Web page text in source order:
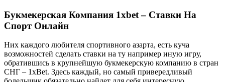
Букмекерская Компания 1xbet – Ставки На
Спорт Онлайн
Них каждого любителя спортивного азарта, есть куча
возможностей сделать ставки на ту например иную игру,
обратившись в крупнейшую букмекерскую компанию в стран
СНГ – 1xBet. Здесь каждый, но самый привередливый